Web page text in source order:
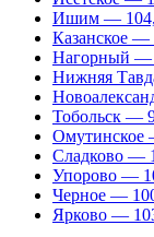
Ишим —
Казанское —
Нагорный —
Нижняя
Тобольск —
Омутинское
Сладково —
Упорово —
Черное —
Ярково —